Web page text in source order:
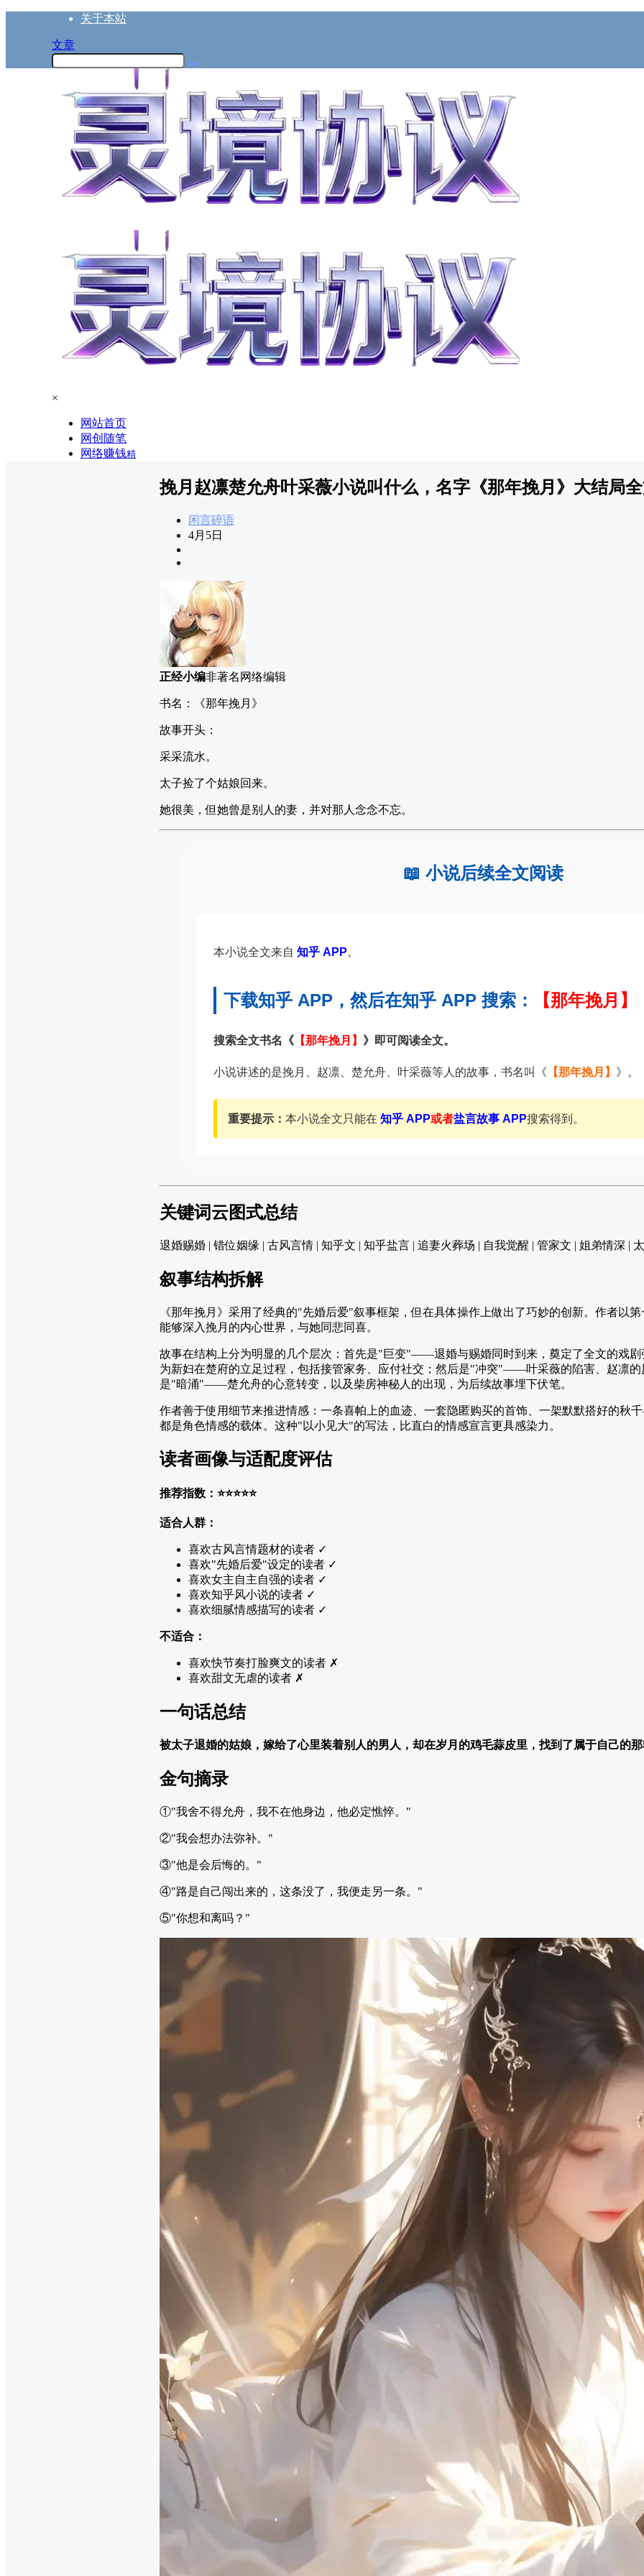
关于本站
文章
×
网站首页
网创随笔
网络赚钱精
挽月赵凛楚允舟叶采薇小说叫什么，名字《那年挽月》大结局
闲言碎语
4月5日
正经小编非著名网络编辑
书名：《那年挽月》
故事开头：
采采流水。
太子捡了个姑娘回来。
她很美，但她曾是别人的妻，并对那人念念不忘。
📖 小说后续全文阅读
本小说全文来自 知乎 APP。
下载知乎 APP，然后在知乎 APP 搜索： 【那年挽月】
搜索全文书名《 【那年挽月】 》即可阅读全文。
小说讲述的是挽月、赵凛、楚允舟、叶采薇等人的故事，书名叫《 【那年挽月】 》。
重要提示： 本小说全文只能在 知乎 APP或者盐言故事 APP搜索得到。
关键词云图式总结
退婚赐婚 | 错位姻缘 | 古风言情 | 知乎文 | 知乎盐言 | 追妻火葬场 | 自我觉醒 | 管家文 | 姐弟情深 |
叙事结构拆解
《那年挽月》采用了经典的"先婚后爱"叙事框架，但在具体操作上做出了巧妙的创新。作者以
能够深入挽月的内心世界，与她同悲同喜。
故事在结构上分为明显的几个层次：首先是"巨变"——退婚与赐婚同时到来，奠定了全文的戏
为新妇在楚府的立足过程，包括接管家务、应付社交；然后是"冲突"——叶采薇的陷害、赵凛的
是"暗涌"——楚允舟的心意转变，以及柴房神秘人的出现，为后续故事埋下伏笔。
作者善于使用细节来推进情感：一条喜帕上的血迹、一套隐匿购买的首饰、一架默默搭好的
都是角色情感的载体。这种"以小见大"的写法，比直白的情感宣言更具感染力。
读者画像与适配度评估
推荐指数：⭐⭐⭐⭐⭐
适合人群：
喜欢古风言情题材的读者 ✓
喜欢"先婚后爱"设定的读者 ✓
喜欢女主自主自强的读者 ✓
喜欢知乎风小说的读者 ✓
喜欢细腻情感描写的读者 ✓
不适合：
喜欢快节奏打脸爽文的读者 ✗
喜欢甜文无虐的读者 ✗
一句话总结
被太子退婚的姑娘，嫁给了心里装着别人的男人，却在岁月的鸡毛蒜皮里，找到了属于自己的
金句摘录
①"我舍不得允舟，我不在他身边，他必定憔悴。"
②"我会想办法弥补。"
③"他是会后悔的。"
④"路是自己闯出来的，这条没了，我便走另一条。"
⑤"你想和离吗？"